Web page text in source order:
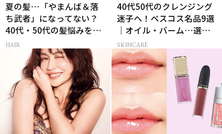
夏の髪…「やまんば＆落
ち武者」になってない？
40代・50代の髪悩みをレ
スキューする裏ワザ
HAIR
40代50代のクレンジング
迷子へ！ベスコス名品9選
｜オイル・バーム…選び
方の正解は？
SKINCARE